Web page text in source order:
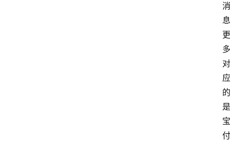
消
息
更
多
对
应
的
是
宝
付